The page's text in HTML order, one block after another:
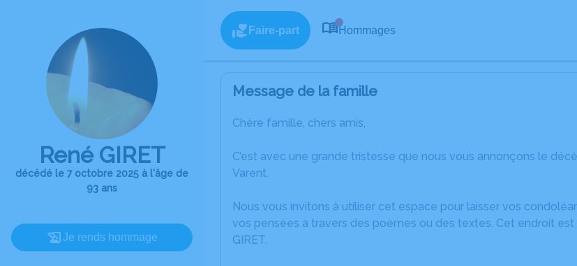
René GIRET
décédé le 7 octobre 2025 à l'âge de
93 ans
Je rends hommage
Faire-part Hommages
Message de la famille
Chère famille, chers amis,
C’est avec une grande tristesse que nous vous annonçons le
Varent.
Nous vous invitons à utiliser cet espace pour laisser vos
vos pensées à travers des poèmes ou des textes. Cet endroit
GIRET.